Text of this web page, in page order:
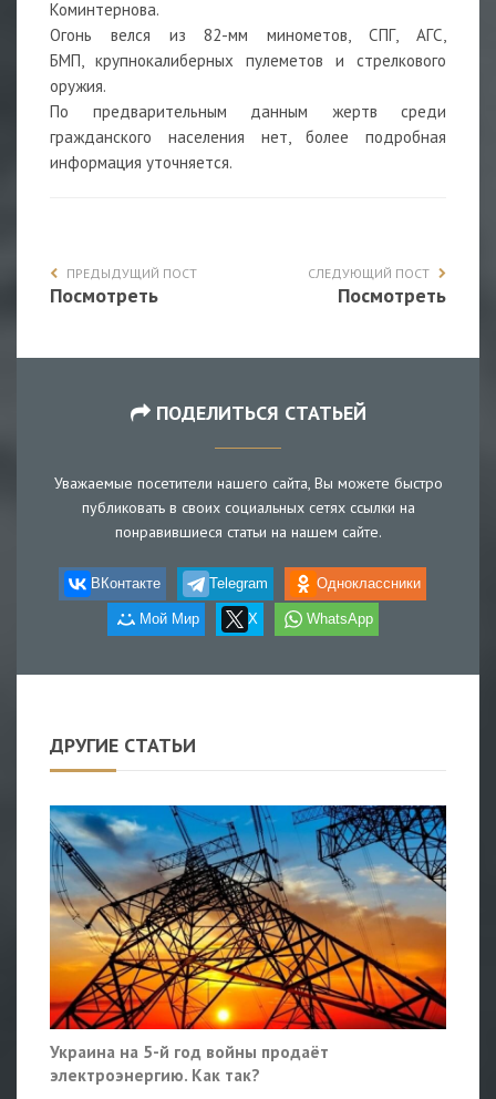
Коминтернова.
Огонь велся из 82-мм минометов, СПГ, АГС,
БМП, крупнокалиберных пулеметов и стрелкового
оружия.
По предварительным данным жертв среди
гражданского населения нет, более подробная
информация уточняется.
ПРЕДЫДУЩИЙ ПОСТ
Посмотреть
СЛЕДУЮЩИЙ ПОСТ
Посмотреть
ПОДЕЛИТЬСЯ СТАТЬЕЙ
Уважаемые посетители нашего сайта, Вы можете быстро
публиковать в своих социальных сетях ссылки на
понравившиеся статьи на нашем сайте.
ВКонтакте Telegram Одноклассники
Мой Мир X WhatsApp
ДРУГИЕ СТАТЬИ
Украина на 5-й год войны продаёт
электроэнергию. Как так?